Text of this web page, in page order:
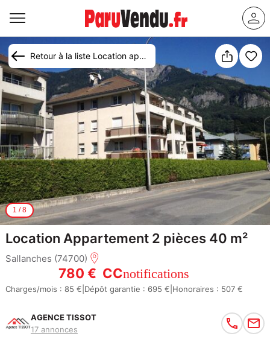
Retour à la liste Location appartement Sallanches
1 /8
Location Appartement 2 pièces 40 m²
Sallanches (74700)
780 € CCnotifications
Charges/mois : 85 € Dépôt garantie : 695 € Honoraires : 507 €
AGENCE TISSOT
17 annonces